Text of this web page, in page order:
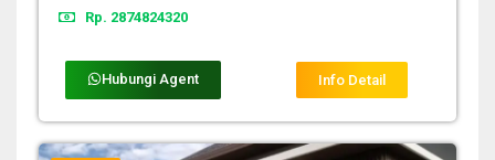
Rp. 2874824320
Hubungi Agent Info Detail